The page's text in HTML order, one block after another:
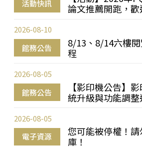
活動快訊
論文推薦開跑，
館務公告
8/13、8/14六樓
程
2026-08-10
館務公告
【影印機公告】
統升級與功能調整
2026-08-05
電子資源
您可能被停權！
庫！
2026-08-05